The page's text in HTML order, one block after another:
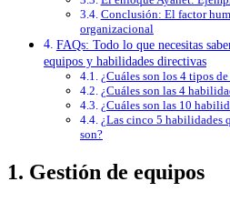
Conclusión: El factor
organizacional
FAQs: Todo lo que necesitas
equipos y habilidades directivas
¿Cuáles son los 4 tipos
¿Cuáles son las 4
¿Cuáles son las 10
¿Las cinco 5 habilidades
son?
1. Gestión de equipos